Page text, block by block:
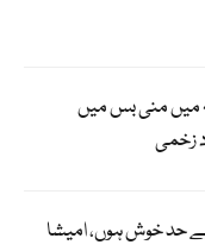
میں منی بس میں
بے حد خوش ہوں، امیشا